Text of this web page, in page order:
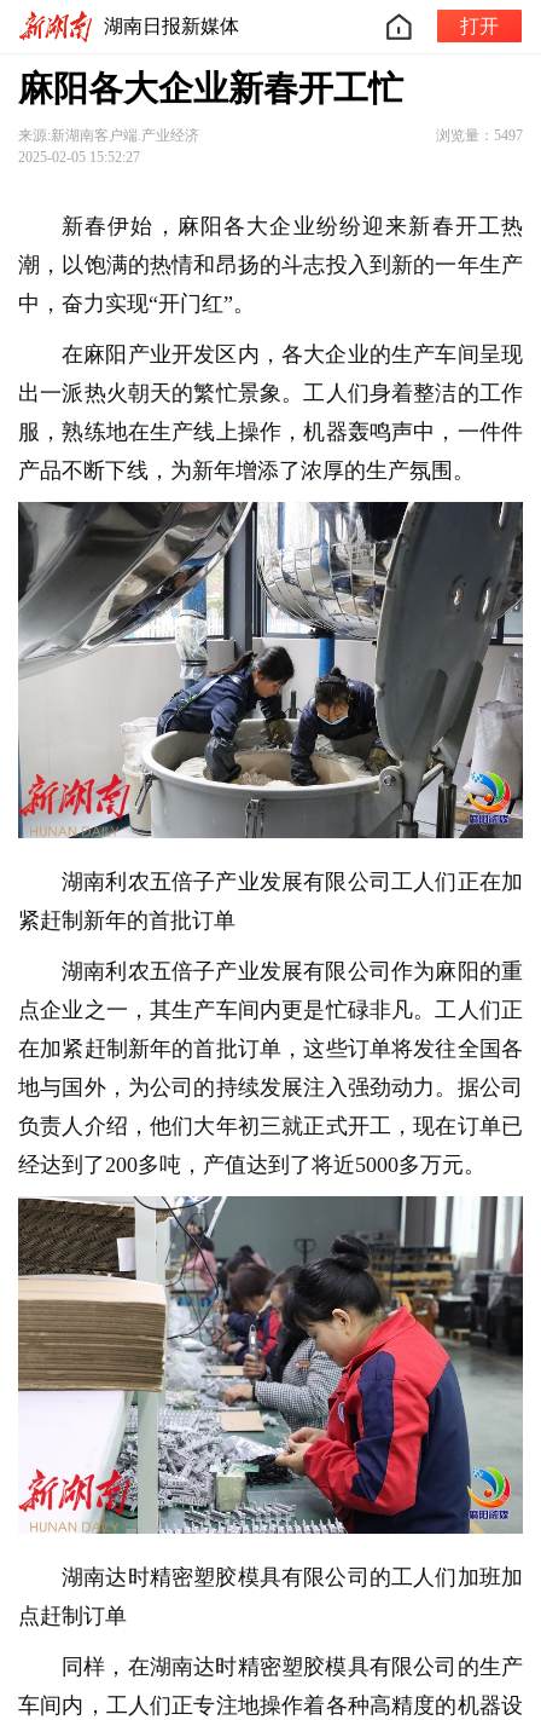
湖南日报新媒体 打开
麻阳各大企业新春开工忙
来源:新湖南客户端.产业经济
浏览量：5497
2025-02-05 15:52:27
新春伊始，麻阳各大企业纷纷迎来新春开工热
潮，以饱满的热情和昂扬的斗志投入到新的一年生产
中，奋力实现“开门红”。
在麻阳产业开发区内，各大企业的生产车间呈现
出一派热火朝天的繁忙景象。工人们身着整洁的工作
服，熟练地在生产线上操作，机器轰鸣声中，一件件
产品不断下线，为新年增添了浓厚的生产氛围。
湖南利农五倍子产业发展有限公司工人们正在加
紧赶制新年的首批订单
湖南利农五倍子产业发展有限公司作为麻阳的重
点企业之一，其生产车间内更是忙碌非凡。工人们正
在加紧赶制新年的首批订单，这些订单将发往全国各
地与国外，为公司的持续发展注入强劲动力。据公司
负责人介绍，他们大年初三就正式开工，现在订单已
经达到了200多吨，产值达到了将近5000多万元。
湖南达时精密塑胶模具有限公司的工人们加班加
点赶制订单
同样，在湖南达时精密塑胶模具有限公司的生产
车间内，工人们正专注地操作着各种高精度的机器设